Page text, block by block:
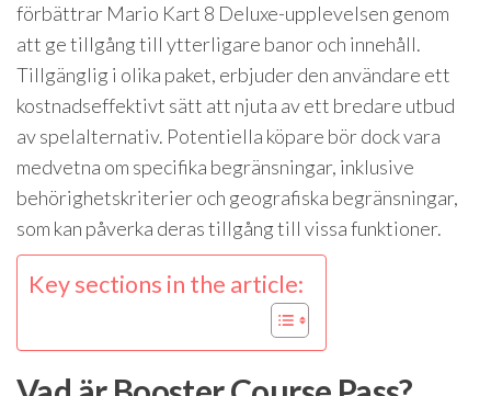
förbättrar Mario Kart 8 Deluxe-upplevelsen genom
att ge tillgång till ytterligare banor och innehåll.
Tillgänglig i olika paket, erbjuder den användare ett
kostnadseffektivt sätt att njuta av ett bredare utbud
av spelalternativ. Potentiella köpare bör dock vara
medvetna om specifika begränsningar, inklusive
behörighetskriterier och geografiska begränsningar,
som kan påverka deras tillgång till vissa funktioner.
Key sections in the article: